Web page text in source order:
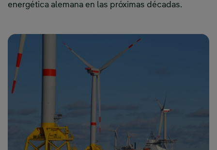
energética alemana en las próximas décadas.